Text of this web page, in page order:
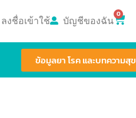
ลงชื่อเข้าใช้ บัญชีของฉัน 0
ข้อมูลยา โรค และบทความสุ